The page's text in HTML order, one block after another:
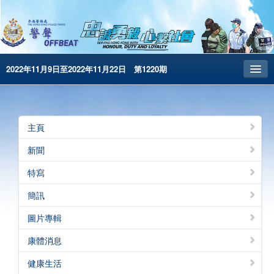
2022年11月9日至2022年11月22日 第1220期
昔日警聲
警務處主頁
简体版
English
電子書版
警聲特刊
主頁
新聞
特寫
簡訊
圖片專輯
康體消息
健康生活